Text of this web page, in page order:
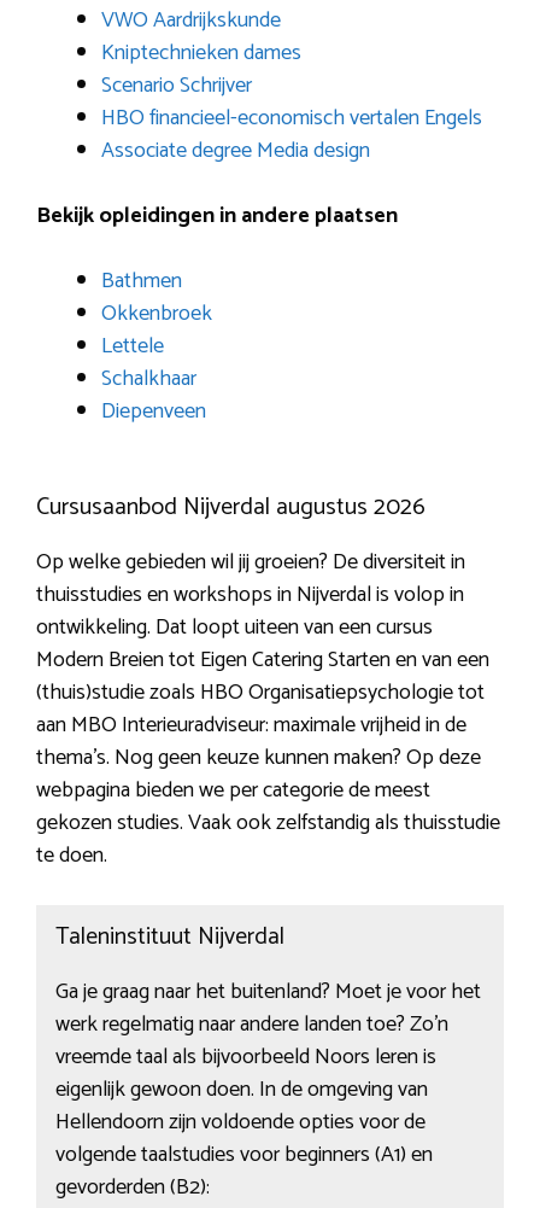
VWO Aardrijkskunde
Kniptechnieken dames
Scenario Schrijver
HBO financieel-economisch vertalen Engels
Associate degree Media design
Bekijk opleidingen in andere plaatsen
Bathmen
Okkenbroek
Lettele
Schalkhaar
Diepenveen
Cursusaanbod Nijverdal augustus 2026
Op welke gebieden wil jij groeien? De diversiteit in
thuisstudies en workshops in Nijverdal is volop in
ontwikkeling. Dat loopt uiteen van een cursus
Modern Breien tot Eigen Catering Starten en van een
(thuis)studie zoals HBO Organisatiepsychologie tot
aan MBO Interieuradviseur: maximale vrijheid in de
thema’s. Nog geen keuze kunnen maken? Op deze
webpagina bieden we per categorie de meest
gekozen studies. Vaak ook zelfstandig als thuisstudie
te doen.
Taleninstituut Nijverdal
Ga je graag naar het buitenland? Moet je voor het
werk regelmatig naar andere landen toe? Zo’n
vreemde taal als bijvoorbeeld Noors leren is
eigenlijk gewoon doen. In de omgeving van
Hellendoorn zijn voldoende opties voor de
volgende taalstudies voor beginners (A1) en
gevorderden (B2):